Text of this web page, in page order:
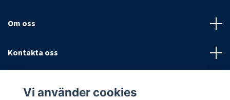
Om oss
Kontakta oss
Vi använder cookies